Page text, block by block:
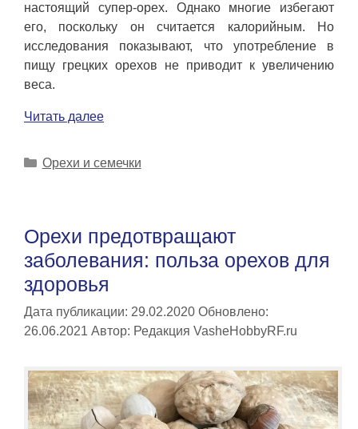
настоящий супер-орех. Однако многие избегают
его, поскольку он считается калорийным. Но
исследования показывают, что употребление в
пищу грецких орехов не приводит к увеличению
веса.
Читать далее
Рубрики
Орехи и семечки
Орехи предотвращают
заболевания: польза орехов для
здоровья
Дата публикации: 29.02.2020 Обновлено:
26.06.2021 Автор: Редакция VasheHobbyRF.ru